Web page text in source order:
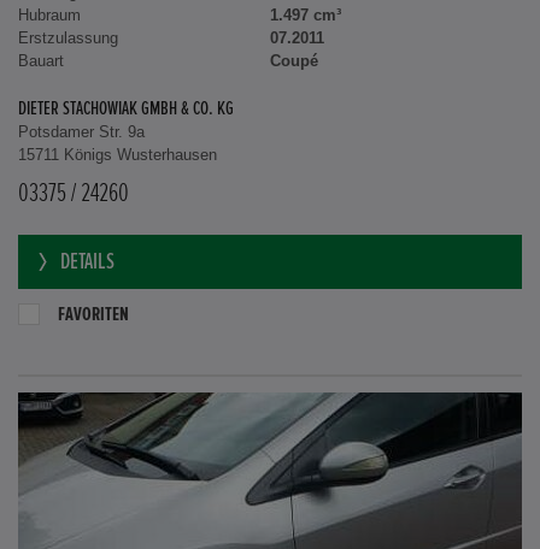
Hubraum
1.497 cm³
Erstzulassung
07.2011
Bauart
Coupé
DIETER STACHOWIAK GMBH & CO. KG
Potsdamer Str. 9a
15711 Königs Wusterhausen
03375 / 24260
DETAILS
FAVORITEN